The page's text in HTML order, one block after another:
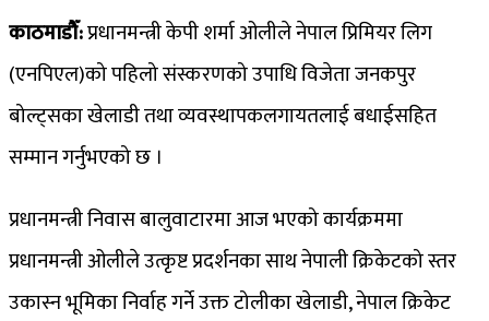
काठमाडौँ:प्रधानमन्त्री केपी शर्मा ओलीले नेपाल प्रिमियर लिग
(एनपिएल)को पहिलो संस्करणको उपाधि विजेता जनकपुर
बोल्ट्सका खेलाडी तथा व्यवस्थापकलगायतलाई बधाईसहित
सम्मान गर्नुभएको छ ।
प्रधानमन्त्री निवास बालुवाटारमा आज भएको कार्यक्रममा
प्रधानमन्त्री ओलीले उत्कृष्ट प्रदर्शनका साथ नेपाली क्रिकेटको स्तर
उकास्न भूमिका निर्वाह गर्ने उक्त टोलीका खेलाडी, नेपाल क्रिकेट